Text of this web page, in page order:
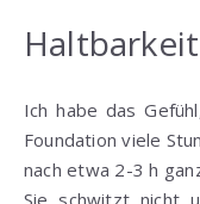
Ich habe das
Foundation viele
nach etwa 2-3 h